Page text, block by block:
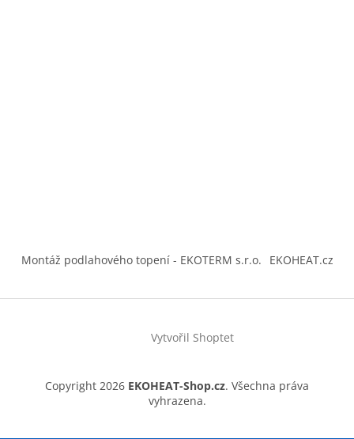
Montáž podlahového topení - EKOTERM s.r.o. EKOHEAT.cz
Vytvořil Shoptet
Copyright 2026 EKOHEAT-Shop.cz. Všechna práva
vyhrazena.